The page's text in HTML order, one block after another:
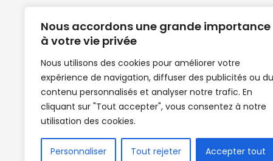
Nous accordons une grande importance
à votre vie privée
Nous utilisons des cookies pour améliorer votre
expérience de navigation, diffuser des publicités ou du
contenu personnalisés et analyser notre trafic. En
cliquant sur "Tout accepter", vous consentez à notre
utilisation des cookies.
Personnaliser Tout rejeter Accepter tout
Clubs de football en Guinée |
de Guinée de football | Mercato | Lions
News | Match en direct | But | Actualité au
| Handball Guinee | Match Guinee |
de Guinée | Senegal Equipe | Guinée | Le
en direct | Boxe | Sénégal Dakar | La